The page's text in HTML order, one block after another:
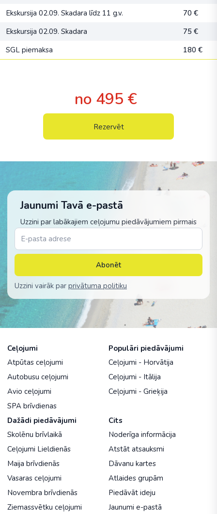
Ekskursija 02.09. Skadara līdz 11 g.v.
70 €
Ekskursija 02.09. Skadara
75 €
SGL piemaksa
180 €
no 495 €
Rezervēt
Jaunumi Tavā e-pastā
Uzzini par labākajiem ceļojumu piedāvājumiem pirmais
Abonēt
Uzzini vairāk par privātuma politiku
Ceļojumi
Atpūtas ceļojumi
Autobusu ceļojumi
Avio ceļojumi
SPA brīvdienas
Populāri piedāvājumi
Ceļojumi - Horvātija
Ceļojumi - Itālija
Ceļojumi - Grieķija
Dažādi piedāvājumi
Skolēnu brīvlaikā
Ceļojumi Lieldienās
Maija brīvdienās
Vasaras ceļojumi
Novembra brīvdienās
Ziemassvētku ceļojumi
Cits
Noderīga informācija
Atstāt atsauksmi
Dāvanu kartes
Atlaides grupām
Piedāvāt ideju
Jaunumi e-pastā